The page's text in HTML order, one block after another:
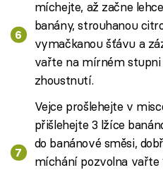
míchejte, až začne
banány, strouhanou
vymačkanou šťávu a
vařte na mírném
zhoustnutí.
Vejce prošlehejte v
přišlehejte 3 lžíce
do banánové směsi,
míchání pozvolna vařte